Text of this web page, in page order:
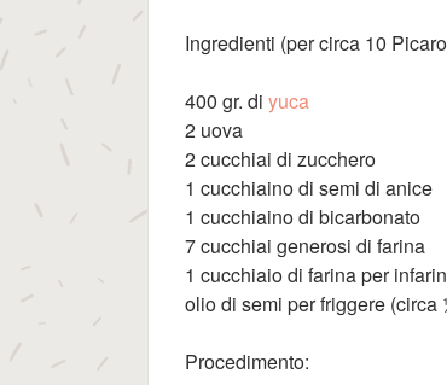
Ingredienti (per circa 10
400 gr. di yuca
2 uova
2 cucchiai di zucchero
1 cucchiaino di semi di anice
1 cucchiaino di bicarbonato
7 cucchiai generosi di farina
1 cucchiaio di farina per
olio di semi per friggere (circa
Procedimento: